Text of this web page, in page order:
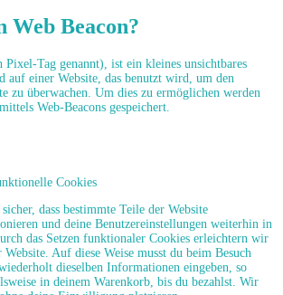
Web Beacon?
Pixel-Tag genannt), ist ein kleines unsichtbares
auf einer Website, das benutzt wird, um den
zu überwachen. Um dies zu ermöglichen werden
Web-Beacons gespeichert.
Cookies
dass bestimmte Teile der Website
und deine Benutzereinstellungen weiterhin in
das Setzen funktionaler Cookies erleichtern wir
Website. Auf diese Weise musst du beim Besuch
dieselben Informationen eingeben, so
in deinem Warenkorb, bis du bezahlst. Wir